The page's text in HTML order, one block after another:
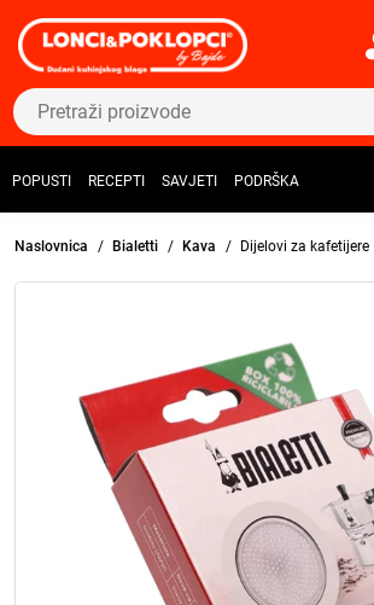
POPUSTI RECEPTI SAVJETI PODRŠKA
Naslovnica Bialetti Kava Dijelovi za kafetijere